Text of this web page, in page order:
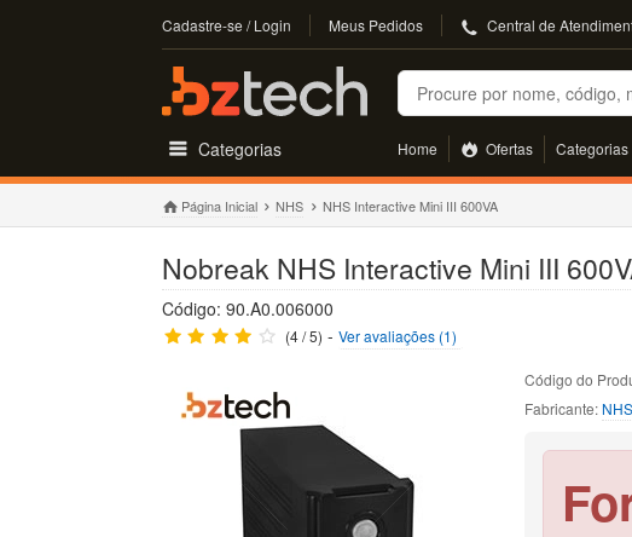
Cadastre-se / Login Meus Pedidos Central de
Buscar
Categorias Home Ofertas Categorias
Página Inicial NHS NHS Interactive Mini III 600VA
Nobreak NHS Interactive Mini III
Código: 90.A0.006000
(4 / 5) -Ver avaliações (1)
Código do
Fabricante: NHS